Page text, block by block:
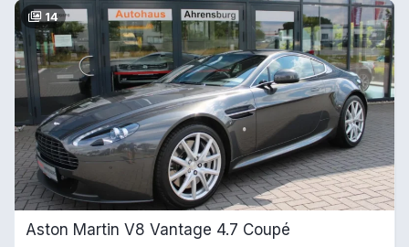
14
Aston Martin V8 Vantage 4.7 Coupé